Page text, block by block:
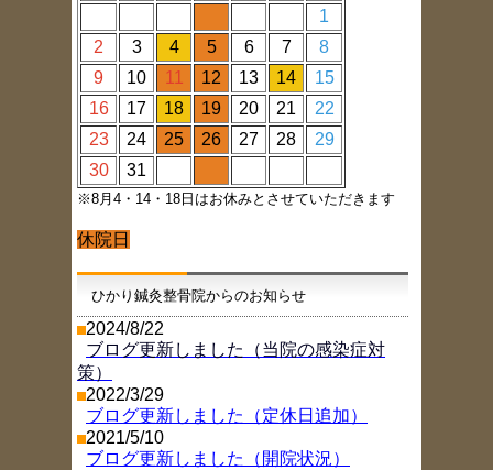
1
2
3 4 5 6 7
8
9
10 11 12 13 14
15
16
17 18 19 20 21
22
23
24 25 26 27 28
29
30
31
※8月4・14・18日はお休みとさせていただきます
休院日
ひかり鍼灸整骨院からのお知らせ
2024/8/22
ブログ更新しました（当院の感染症対
策）
2022/3/29
ブログ更新しました（定休日追加）
2021/5/10
ブログ更新しました（開院状況）